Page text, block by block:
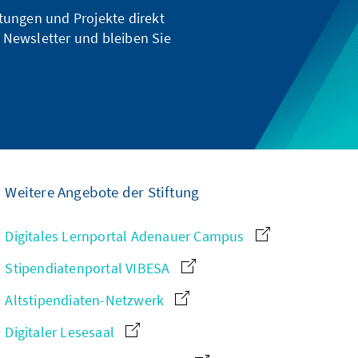
und Projekte direkt
und bleiben Sie
Weitere Angebote der Stiftung
Digitales Lernportal Adenauer Campus
Stipendiatenportal VIBESA
Altstipendiaten-Netzwerk
Digitaler Lesesaal